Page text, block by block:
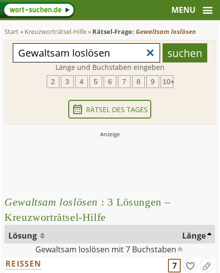
Start» Kreuzworträtsel-Hilfe» Rätsel-Frage:Gewaltsam loslösen
Länge und Buchstaben eingeben
2 3 4 5 6 7 8 9 10+
RÄTSEL DES TAGES
Gewaltsam loslösen : 3 Lösungen –
Kreuzworträtsel-Hilfe
Lösung
Länge
Gewaltsam loslösen mit 7 Buchstaben
REISSEN
7